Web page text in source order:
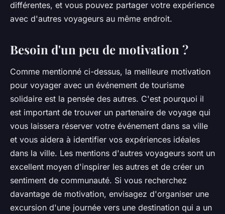
différentes, et vous pouvez partager votre expérience
avec d'autres voyageurs au même endroit.
Besoin d'un peu de motivation ?
Comme mentionné ci-dessus, la meilleure motivation
pour voyager avec un événement de tourisme
solidaire est la pensée des autres. C'est pourquoi il
est important de trouver un partenaire de voyage qui
vous laissera réserver votre événement dans sa ville
et vous aidera à identifier vos expériences idéales
dans la ville. Les mentions d'autres voyageurs sont un
excellent moyen d'inspirer les autres et de créer un
sentiment de communauté. Si vous recherchez
davantage de motivation, envisagez d'organiser une
excursion d'une journée vers une destination qui a un